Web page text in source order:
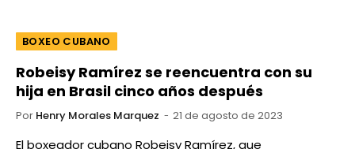
BOXEO CUBANO
Robeisy Ramírez se reencuentra con su
hija en Brasil cinco años después
Por Henry Morales Marquez 21 de agosto de 2023
El boxeador cubano Robeisy Ramírez, que